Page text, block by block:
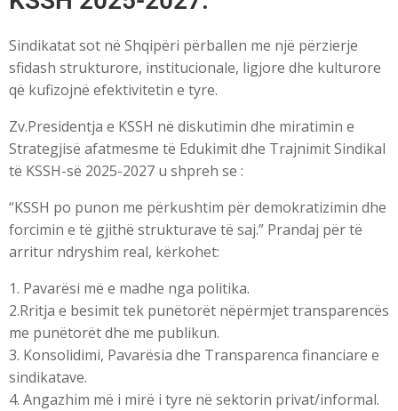
Sindikatat sot në Shqipëri përballen me një përzierje
sfidash strukturore, institucionale, ligjore dhe kulturore
që kufizojnë efektivitetin e tyre.
Zv.Presidentja e KSSH në diskutimin dhe miratimin e
Strategjisë afatmesme të Edukimit dhe Trajnimit Sindikal
të KSSH-së 2025-2027 u shpreh se :
“KSSH po punon me përkushtim për demokratizimin dhe
forcimin e të gjithë strukturave të saj.” Prandaj për të
arritur ndryshim real, kërkohet:
1. Pavarësi më e madhe nga politika.
2.Rritja e besimit tek punëtorët nëpërmjet transparencës
me punëtorët dhe me publikun.
3. Konsolidimi, Pavarësia dhe Transparenca financiare e
sindikatave.
4. Angazhim më i mirë i tyre në sektorin privat/informal.